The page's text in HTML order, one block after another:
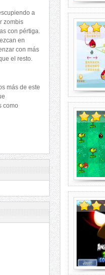
a
zombis
con pértiga.
en
con más
el resto.
más de este
como